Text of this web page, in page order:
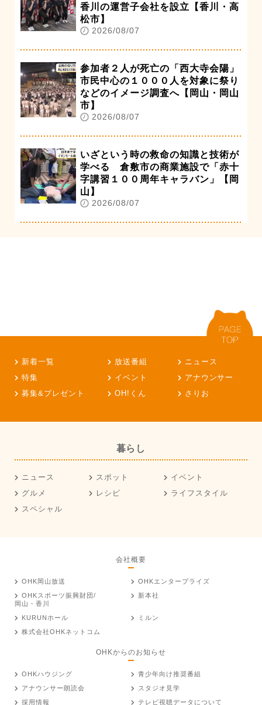
香川の運営子会社を設立【香川・高
松市】
2026/08/07
参加者２人が死亡の「西大寺会陽」
市民中心の１０００人を対象に祭り
などのイメージ調査へ【岡山・岡山
市】
2026/08/07
いざという時の救命の知識と技術が
学べる 倉敷市の商業施設で「赤十
字講習１００周年キャラバン」【岡
山】
2026/08/07
新着一覧 放送番組
ニュース
特集
イベント
アナウンサー
募集&プレゼント
OH!くん さりお
暮らし
ニュース スポット
イベント
グルメ
レシピ
ライフスタイル
スペシャル
会社概要
OHK岡山放送
OHKエンタープライズ
OHKスポーツ振興財団/
岡山・香川
新本社
KURUNホール
ミルン
株式会社OHKネットコム
OHKからのお知らせ
OHKハウジング
青少年向け推奨番組
アナウンサー朗読会
スタジオ見学
採用情報
テレビ視聴データについて